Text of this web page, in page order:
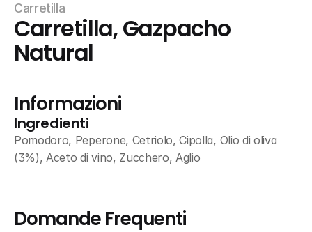
Carretilla
Carretilla, Gazpacho
Natural
Informazioni
Ingredienti
Pomodoro, Peperone, Cetriolo, Cipolla, Olio di oliva
(3%), Aceto di vino, Zucchero, Aglio
Domande Frequenti